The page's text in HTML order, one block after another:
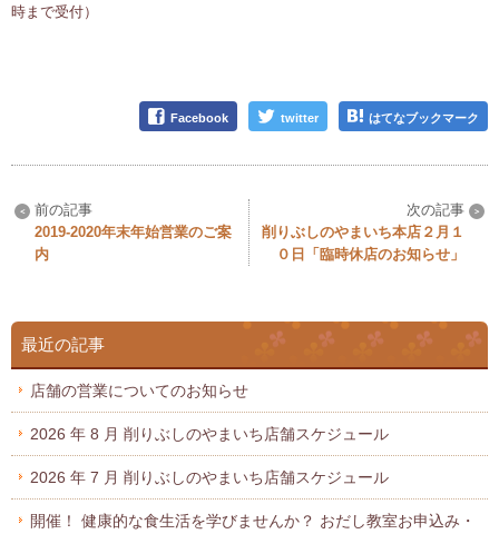
時まで受付）
Facebook twitter はてなブックマーク
2019-2020年末年始営業のご案
内
削りぶしのやまいち本店２月１
０日「臨時休店のお知らせ」
最近の記事
店舗の営業についてのお知らせ
2026 年 8 月 削りぶしのやまいち店舗スケジュール
2026 年 7 月 削りぶしのやまいち店舗スケジュール
開催！ 健康的な食生活を学びませんか？ おだし教室お申込み・